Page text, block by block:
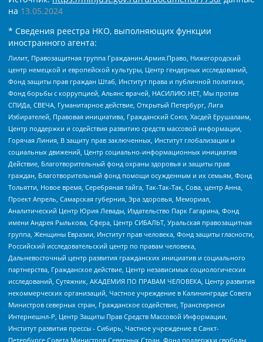
на 13.05.2024
* Сведения реестра НКО, выполняющих функции
иностранного агента:
Лилит, Правозащитная группа Гражданин.Армия.Право, Нижегородский
центр немецкой и европейской культуры, Центр гендерных исследований,
Фонд защиты прав граждан Штаб, Институт права и публичной политики,
Фонд борьбы с коррупцией, Альянс врачей, НАСИЛИЮ.НЕТ, Мы против
СПИДа, СВЕЧА, Гуманитарное действие, Открытый Петербург, Лига
Избирателей, Правовая инициатива, Гражданский Союз, Хасдей Ерушалаим,
Центр поддержки и содействия развитию средств массовой информации,
Горячая Линия, В защиту прав заключенных, Институт глобализации и
социальных движений, Центр социально-информационных инициатив
Действие, Благотворительный фонд охраны здоровья и защиты прав
граждан, Благотворительный фонд помощи осужденным и их семьям, Фонд
Тольятти, Новое время, Серебряная тайга, Так-Так-Так, Сова, центр Анна,
Проект Апрель, Самарская губерния, Эра здоровья, Мемориал,
Аналитический Центр Юрия Левады, Издательство Парк Гагарина, Фонд
имени Андрея Рылькова, Сфера, Центр СИБАЛЬТ, Уральская правозащитная
группа, Женщины Евразии, Институт прав человека, Фонд защиты гласности,
Российский исследовательский центр по правам человека,
Дальневосточный центр развития гражданских инициатив и социального
партнерства, Гражданское действие, Центр независимых социологических
исследований, Сутяжник, АКАДЕМИЯ ПО ПРАВАМ ЧЕЛОВЕКА, Центр развития
некоммерческих организаций, Частное учреждение в Калининграде Совета
Министров северных стран, Гражданское содействие, Трансперенси
Интернешнл-Р, Центр Защиты Прав Средств Массовой Информации,
Институт развития прессы - Сибирь, Частное учреждение в Санкт-
Петербурге Совета Министров Северных Стран, Фонд поддержки свободы